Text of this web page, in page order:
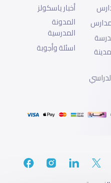
أخبار ياسكولز
المدونة
المدرسية
اسئلة وأجوبة